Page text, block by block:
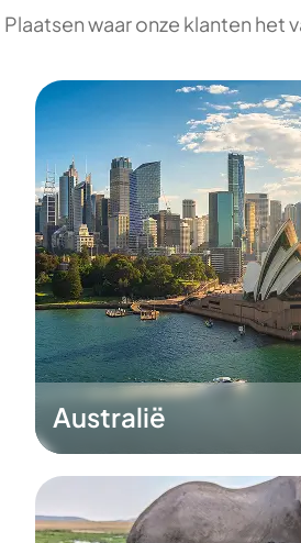
Plaatsen waar onze klanten het
Australië